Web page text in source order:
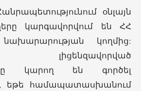
օնլայն
կարգավորվում են ՀՀ
կողմից:
լիցենզավորված
կարող են գործել
եթե համապատասխանում